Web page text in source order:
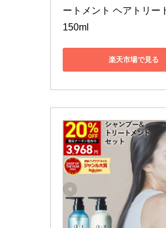
ートメント ヘアトリー
150ml
楽天市場で見る